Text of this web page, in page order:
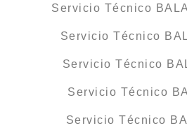
Servicio Técnico
Servicio Técnico
Servicio Técnico
Servicio Técnico
Servicio Técnico